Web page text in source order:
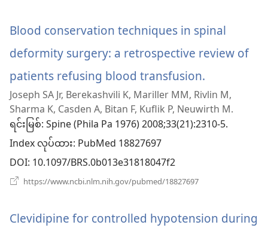
ပါ
တယ်)
နေ
တယ်)
Blood conservation techniques in spinal
deformity surgery: a retrospective review of
patients refusing blood transfusion.
အသစ်
ဖွ
တယ်)
Joseph SA Jr, Berekashvili K, Mariller MM, Rivlin M,
Sharma K, Casden A, Bitan F, Kuflik P, Neuwirth M.
ရင်းမြစ်‎: Spine (Phila Pa 1976) 2008;33(21):2310-5.
Index လုပ်ထား‎: PubMed 18827697
DOI‎: 10.1097/BRS.0b013e31818047f2
https://www.ncbi.nlm.nih.gov/pubmed/18827697
င့်
နေ
Clevidipine for controlled hypotension during